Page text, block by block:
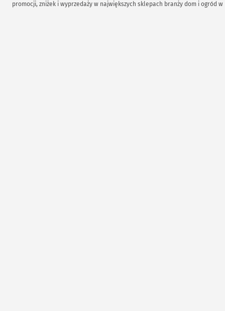
promocji, zniżek i wyprzedaży w największych sklepach branży dom i ogród